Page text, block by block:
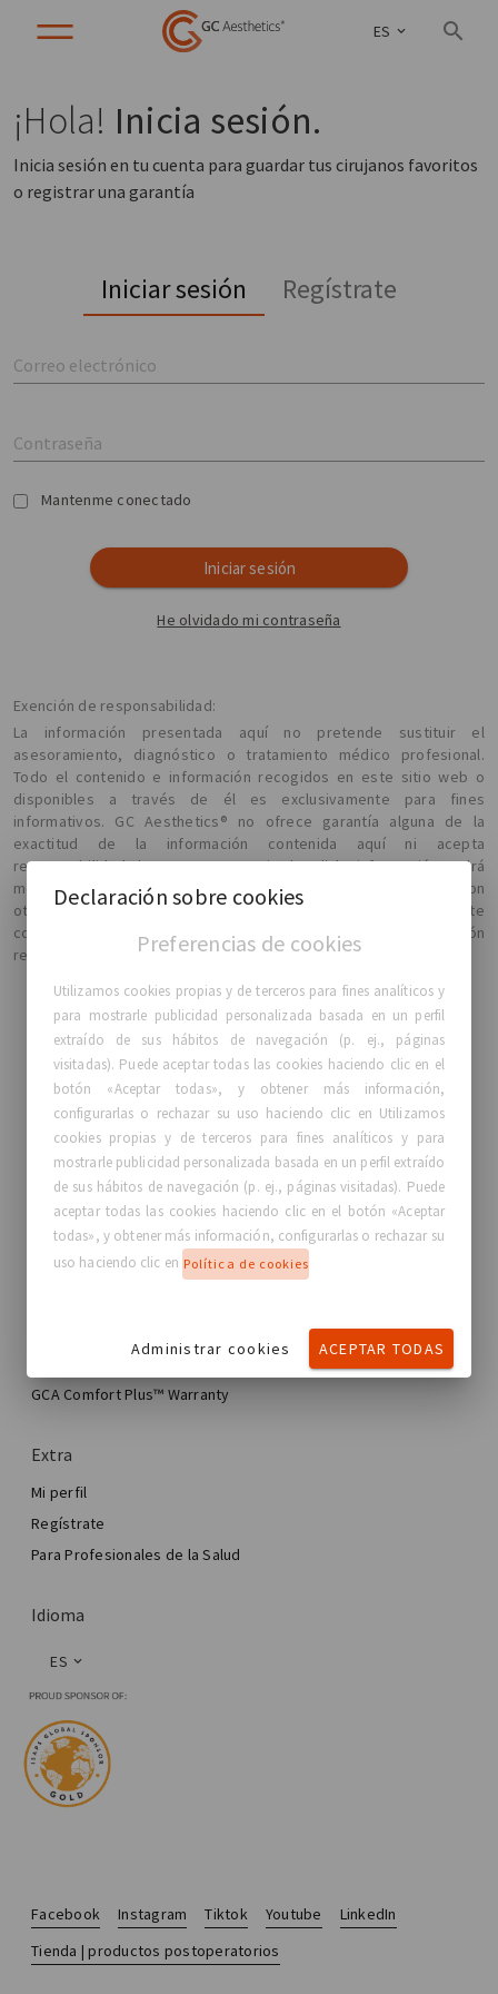
ES
¡Hola! Inicia sesión.
Inicia sesión en tu cuenta para guardar tus cirujanos favoritos
o registrar una garantía
Iniciar sesión Regístrate
Correo electrónico
Contraseña
Mantenme conectado
Iniciar sesión
He olvidado mi contraseña
Exención de responsabilidad:
La información presentada aquí no pretende sustituir el
asesoramiento, diagnóstico o tratamiento médico profesional.
Todo el contenido e información recogidos en este sitio web o
disponibles a través de él es exclusivamente para fines
informativos. GC Aesthetics® no ofrece garantía alguna de la
exactitud de la información contenida aquí ni acepta
responsabilidad alguna por su exactitud, y dicha información podrá
modificarse sin previo aviso. Le recomendamos que confirme con
otras fuentes cualquier información obtenida mediante este
contenido y que compruebe con su médico toda la información
relativa a su estado médico o tratamiento.
GC Aesthetics®
Acerca de GC Aesthetics®
Contáctanos
Historias reales, Mujeres Reales
Blog
Mi cirugía de mama
Cirugía estética mamaria
Total Breast Reconstruction™
GCA Comfort Plus™ Warranty
Extra
Mi perfil
Regístrate
Para Profesionales de la Salud
Idioma
ES
Facebook Instagram Tiktok Youtube
LinkedIn
Tienda | productos postoperatorios
Declaración sobre cookies
Preferencias de cookies
Utilizamos cookies propias y de terceros para fines analíticos y
para mostrarle publicidad personalizada basada en un perfil
extraído de sus hábitos de navegación (p. ej., páginas
visitadas). Puede aceptar todas las cookies haciendo clic en el
botón «Aceptar todas», y obtener más información,
configurarlas o rechazar su uso haciendo clic en Utilizamos
cookies propias y de terceros para fines analíticos y para
mostrarle publicidad personalizada basada en un perfil extraído
de sus hábitos de navegación (p. ej., páginas visitadas). Puede
aceptar todas las cookies haciendo clic en el botón «Aceptar
todas», y obtener más información, configurarlas o rechazar su
uso haciendo clic en Política de cookies
Administrar cookies ACEPTAR TODAS